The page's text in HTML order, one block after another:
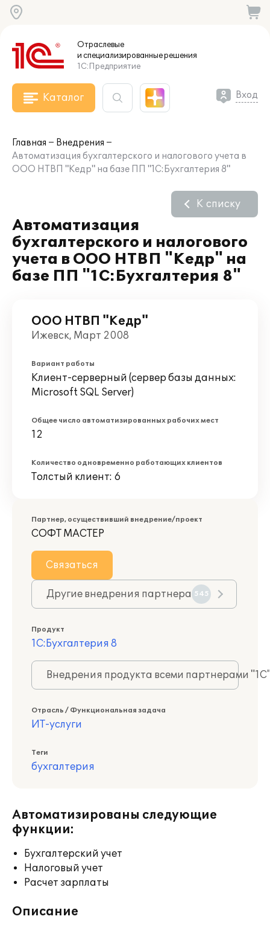
Отраслевые
и специализированныерешения
1С:Предприятие
Каталог Вход
Главная
Внедрения
Автоматизация бухгалтерского и налогового учета в
ООО НТВП "Кедр" на базе ПП "1С:Бухгалтерия 8"
Автоматизация
бухгалтерского и налогового
учета в ООО НТВП "Кедр" на
базе ПП "1С:Бухгалтерия 8"
К списку
ООО НТВП "Кедр"
Ижевск, Март 2008
Вариант работы
Клиент-серверный (сервер базы данных:
Microsoft SQL Server)
Общее число автоматизированных рабочих мест
12
Количество одновременно работающих клиентов
Толстый клиент: 6
Партнер, осуществивший внедрение/проект
СОФТ МАСТЕР
Связаться
Другие внедрения партнера 545
Продукт
1С:Бухгалтерия 8
Внедрения продукта всеми партнерами
Отрасль / Функциональная задача
ИТ-услуги
Теги
бухгалтерия
Автоматизированы следующие
функции:
Бухгалтерский учет
Налоговый учет
Расчет зарплаты
Описание